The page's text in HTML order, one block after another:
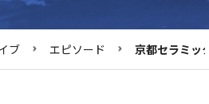
ブ エピソード 京都セラミッ